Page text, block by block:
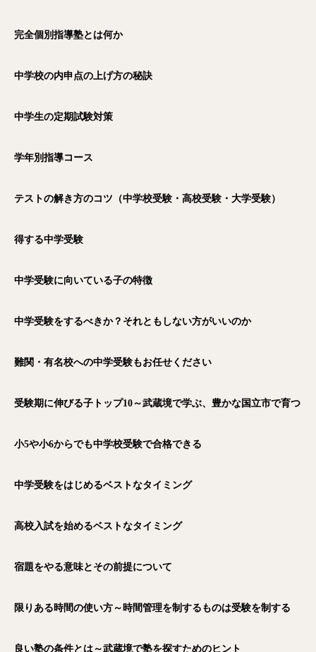
完全個別指導塾とは何か
中学校の内申点の上げ方の秘訣
中学生の定期試験対策
学年別指導コース
テストの解き方のコツ（中学校受験・高校受験・大学受験）
得する中学受験
中学受験に向いている子の特徴
中学受験をするべきか？それともしない方がいいのか
難関・有名校への中学受験もお任せください
受験期に伸びる子トップ10～武蔵境で学ぶ、豊かな国立市で育つ
小5や小6からでも中学校受験で合格できる
中学受験をはじめるベストなタイミング
高校入試を始めるベストなタイミング
宿題をやる意味とその前提について
限りある時間の使い方～時間管理を制するものは受験を制する
良い塾の条件とは～武蔵境で塾を探すためのヒント